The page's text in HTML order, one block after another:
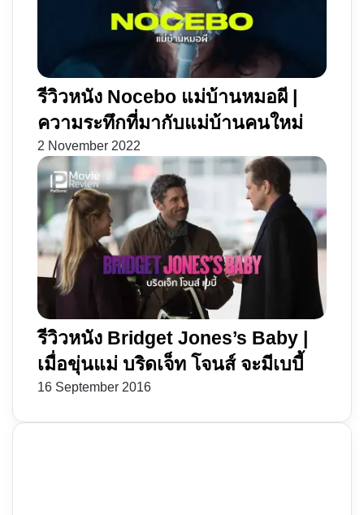
รีวิวหนัง Nocebo แม่บ้านหมอผี |
ความระทึกที่มากับแม่บ้านคนใหม่
2 November 2022
รีวิวหนัง Bridget Jones’s Baby |
เมื่อขุ่นแม่ บริดเจ็ท โจนส์ จะมีเบบี้
16 September 2016